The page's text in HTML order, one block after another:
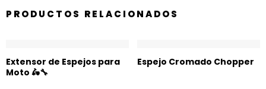
PRODUCTOS RELACIONADOS
Extensor de Espejos para
Moto 🛵🔧
Espejo Cromado Chopper